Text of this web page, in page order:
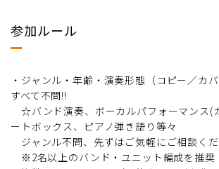
参加ルール
・ジャンル・年齢・演奏形態（コピー／カ
すべて不問!!
☆バンド演奏、ボーカルパフォーマンス(
ートボックス、ピアノ弾き語り等々
ジャンル不問、先ずはご気軽にご相談くだ
※2名以上のバンド・ユニット編成を推奨